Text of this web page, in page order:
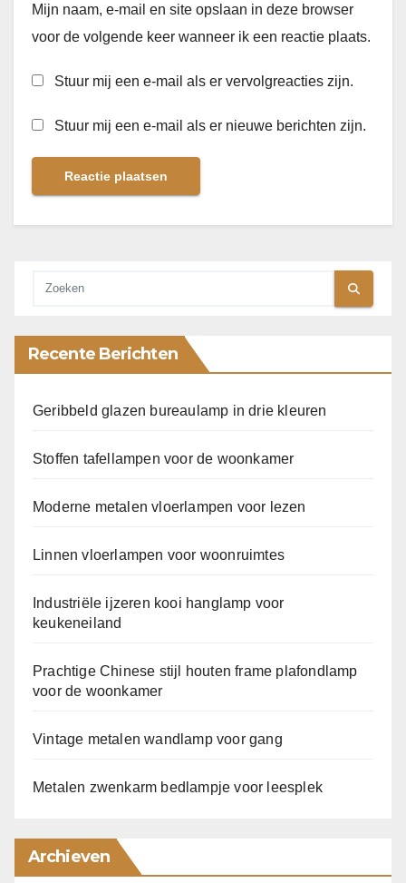
Mijn naam, e-mail en site opslaan in deze browser
voor de volgende keer wanneer ik een reactie plaats.
Stuur mij een e-mail als er vervolgreacties zijn.
Stuur mij een e-mail als er nieuwe berichten zijn.
Recente Berichten
Geribbeld glazen bureaulamp in drie kleuren
Stoffen tafellampen voor de woonkamer
Moderne metalen vloerlampen voor lezen
Linnen vloerlampen voor woonruimtes
Industriële ijzeren kooi hanglamp voor
keukeneiland
Prachtige Chinese stijl houten frame plafondlamp
voor de woonkamer
Vintage metalen wandlamp voor gang
Metalen zwenkarm bedlampje voor leesplek
Archieven